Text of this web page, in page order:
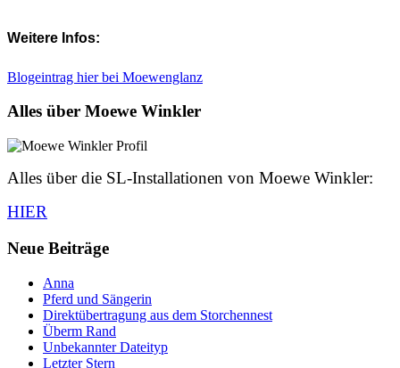
Weitere Infos:
Blogeintrag hier bei Moewenglanz
Alles über Moewe Winkler
Alles über die SL-Installationen von Moewe Winkler:
HIER
Neue Beiträge
Anna
Pferd und Sängerin
Direktübertragung aus dem Storchennest
Überm Rand
Unbekannter Dateityp
Letzter Stern